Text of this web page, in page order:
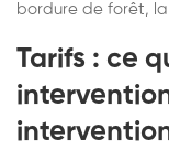
bordure de forêt,
Tarifs : ce